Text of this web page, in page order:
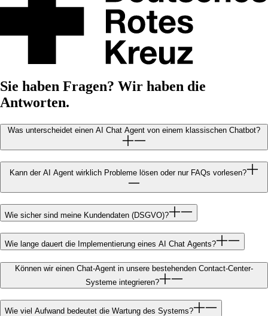
Sie haben Fragen? Wir haben die
Antworten.
Was unterscheidet einen AI Chat Agent von einem klassischen Chatbot?
Kann der AI Agent wirklich Probleme lösen oder nur FAQs vorlesen?
Wie sicher sind meine Kundendaten (DSGVO)?
Wie lange dauert die Implementierung eines AI Chat Agents?
Können wir einen Chat-Agent in unsere bestehenden Contact-Center-
Systeme integrieren?
Wie viel Aufwand bedeutet die Wartung des Systems?